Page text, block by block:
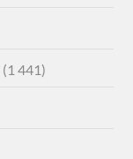
(1 441)